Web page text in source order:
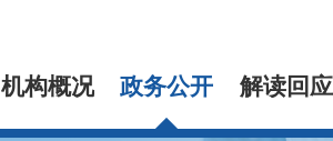
机构概况 政务公开 解读回应